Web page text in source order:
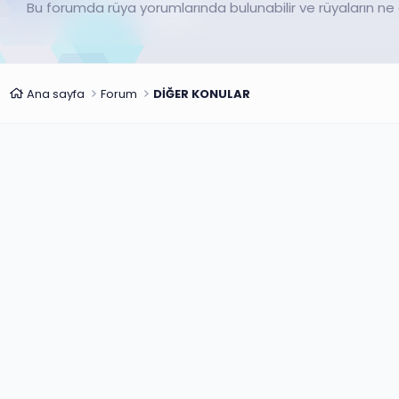
Bu forumda rüya yorumlarında bulunabilir ve rüyaların
Ana sayfa Forum DİĞER KONULAR